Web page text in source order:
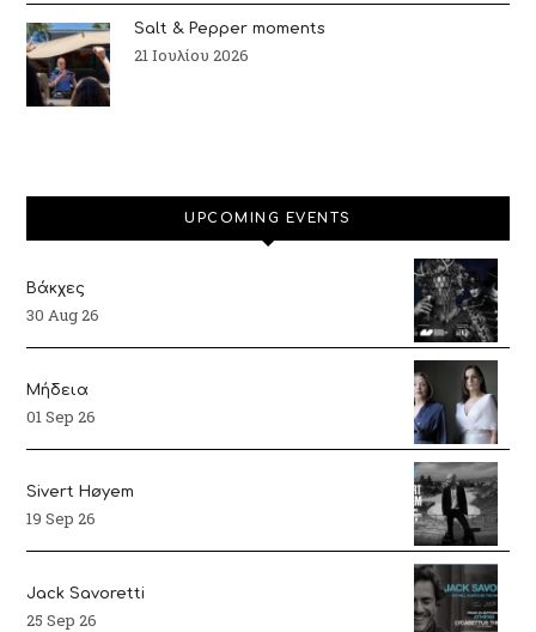
Salt & Pepper moments
21 Ιουλίου 2026
UPCOMING EVENTS
Βάκχες
30 Aug 26
Μήδεια
01 Sep 26
Sivert Høyem
19 Sep 26
Jack Savoretti
25 Sep 26